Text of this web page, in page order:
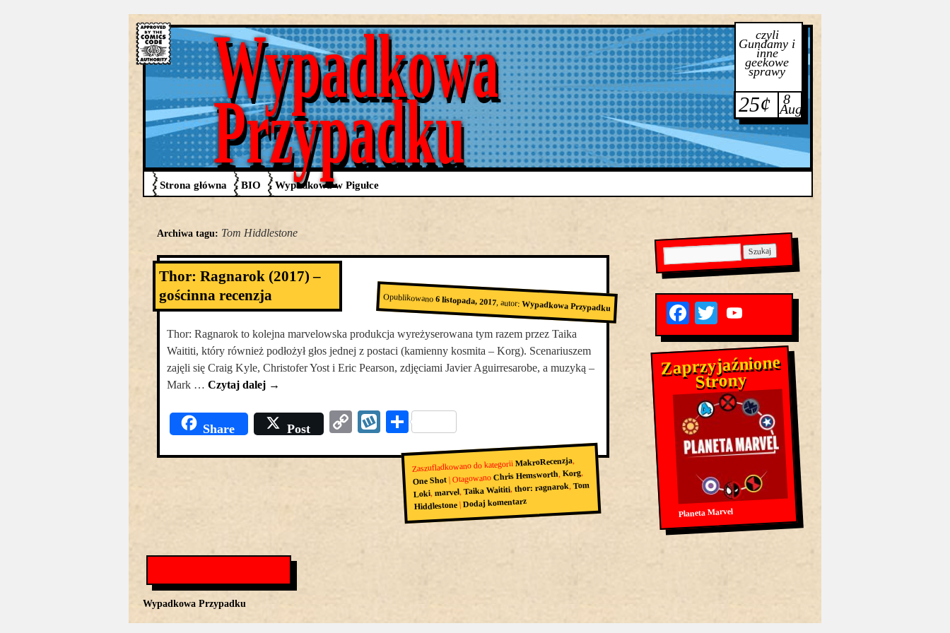
Wypadkowa
Przypadku
czyli
Gundamy i
inne
geekowe
sprawy
25¢ 8
Aug
Strona główna BIO Wypadkowa w Pigułce
Archiwa tagu: Tom Hiddlestone
Thor: Ragnarok (2017) –
gościnna recenzja
Opublikowano6 listopada, 2017,autor:Wypadkowa Przypadku
Thor: Ragnarok to kolejna marvelowska produkcja wyreżyserowana tym razem przez Taika
Waititi, który również podłożył głos jednej z postaci (kamienny kosmita – Korg). Scenariuszem
zajęli się Craig Kyle, Christofer Yost i Eric Pearson, zdjęciami Javier Aguirresarobe, a muzyką –
Mark … Czytaj dalej →
Share Post
CopyWykop
Podziel
się
Zaszufladkowano do kategoriiMakroRecenzja,
One Shot | OtagowanoChris Hemsworth, Korg,
Loki, marvel,Taika Waititi, thor: ragnarok,Tom
Hiddlestone | Dodaj komentarz
Facebook
TwitterYouTube
Zaprzyjaźnione
Strony
Planeta Marvel
Wypadkowa Przypadku